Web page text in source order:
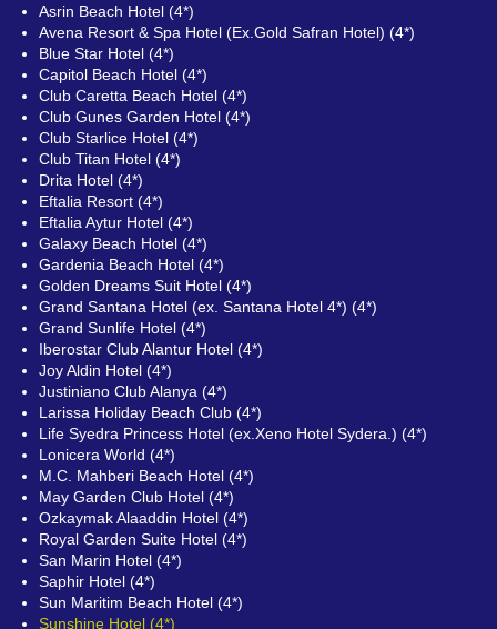
Asrin Beach Hotel (4*)
Avena Resort & Spa Hotel (Ex.Gold Safran Hotel) (4*)
Blue Star Hotel (4*)
Capitol Beach Hotel (4*)
Club Caretta Beach Hotel (4*)
Club Gunes Garden Hotel (4*)
Club Starlice Hotel (4*)
Club Titan Hotel (4*)
Drita Hotel (4*)
Eftalia Resort (4*)
Eftalia Aytur Hotel (4*)
Galaxy Beach Hotel (4*)
Gardenia Beach Hotel (4*)
Golden Dreams Suit Hotel (4*)
Grand Santana Hotel (ex. Santana Hotel 4*) (4*)
Grand Sunlife Hotel (4*)
Iberostar Club Alantur Hotel (4*)
Joy Aldin Hotel (4*)
Justiniano Club Alanya (4*)
Larissa Holiday Beach Club (4*)
Life Syedra Princess Hotel (ex.Xeno Hotel Sydera.) (4*)
Lonicera World (4*)
M.C. Mahberi Beach Hotel (4*)
May Garden Club Hotel (4*)
Ozkaymak Alaaddin Hotel (4*)
Royal Garden Suite Hotel (4*)
San Marin Hotel (4*)
Saphir Hotel (4*)
Sun Maritim Beach Hotel (4*)
Sunshine Hotel (4*)